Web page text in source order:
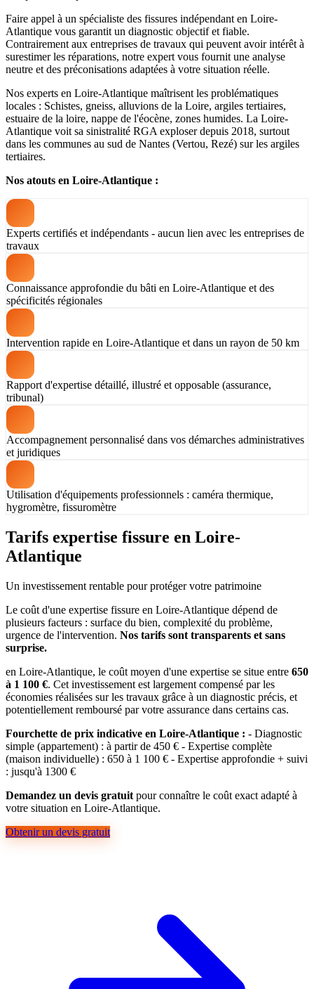
Faire appel à un spécialiste des fissures indépendant en Loire-
Atlantique vous garantit un diagnostic objectif et fiable.
Contrairement aux entreprises de travaux qui peuvent avoir intérêt à
surestimer les réparations, notre expert vous fournit une analyse
neutre et des préconisations adaptées à votre situation réelle.
Nos experts en Loire-Atlantique maîtrisent les problématiques
locales : Schistes, gneiss, alluvions de la Loire, argiles tertiaires,
estuaire de la loire, nappe de l'éocène, zones humides. La Loire-
Atlantique voit sa sinistralité RGA exploser depuis 2018, surtout
dans les communes au sud de Nantes (Vertou, Rezé) sur les argiles
tertiaires.
Nos atouts en Loire-Atlantique :
Experts certifiés et indépendants - aucun lien avec les entreprises de
travaux
Connaissance approfondie du bâti en Loire-Atlantique et des
spécificités régionales
Intervention rapide en Loire-Atlantique et dans un rayon de 50 km
Rapport d'expertise détaillé, illustré et opposable (assurance,
tribunal)
Accompagnement personnalisé dans vos démarches administratives
et juridiques
Utilisation d'équipements professionnels : caméra thermique,
hygromètre, fissuromètre
Tarifs expertise fissure en Loire-
Atlantique
Un investissement rentable pour protéger votre patrimoine
Le coût d'une expertise fissure en Loire-Atlantique dépend de
plusieurs facteurs : surface du bien, complexité du problème,
urgence de l'intervention. Nos tarifs sont transparents et sans
surprise.
en Loire-Atlantique, le coût moyen d'une expertise se situe entre 650
à 1 100 €. Cet investissement est largement compensé par les
économies réalisées sur les travaux grâce à un diagnostic précis, et
potentiellement remboursé par votre assurance dans certains cas.
Fourchette de prix indicative en Loire-Atlantique : - Diagnostic
simple (appartement) : à partir de 450 € - Expertise complète
(maison individuelle) : 650 à 1 100 € - Expertise approfondie + suivi
: jusqu'à 1300 €
Demandez un devis gratuit pour connaître le coût exact adapté à
votre situation en Loire-Atlantique.
Obtenir un devis gratuit